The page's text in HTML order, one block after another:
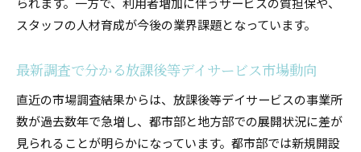
廃業率や経営リスクへの実践的な対策法
策
経営リスクを回避するための管理ポイント
赤字経営を防ぐためのコスト最適化手法
人材確保と加算取得で経営安定を実現
スタッフの人材育成が今後の業界課題となっています。
最新調査で分かる放課後等デイサービス市場動向
直近の市場調査結果からは、放課後等デイサービスの事業所
数が過去数年で急増し、都市部と地方部での展開状況に差が
見られることが明らかになっています。都市部では新規開設